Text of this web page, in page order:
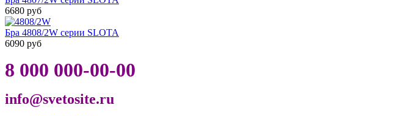
6680 руб
Бра 4808/2W серии SLOTA
6090 руб
8 000 000-00-00
info@svetosite.ru